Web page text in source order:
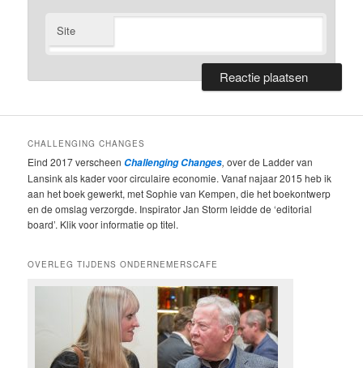
Site
CHALLENGING CHANGES
Eind 2017 verscheen Challenging Changes, over de Ladder van
Lansink als kader voor circulaire economie. Vanaf najaar 2015 heb ik
aan het boek gewerkt, met Sophie van Kempen, die het boekontwerp
en de omslag verzorgde. Inspirator Jan Storm leidde de ‘editorial
board’. Klik voor informatie op titel.
OVERLEG TIJDENS ONDERNEMERSCAFE